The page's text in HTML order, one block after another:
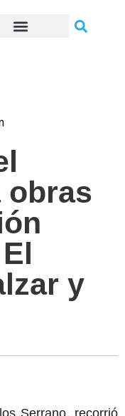
obras
y
Serrano, recorrió